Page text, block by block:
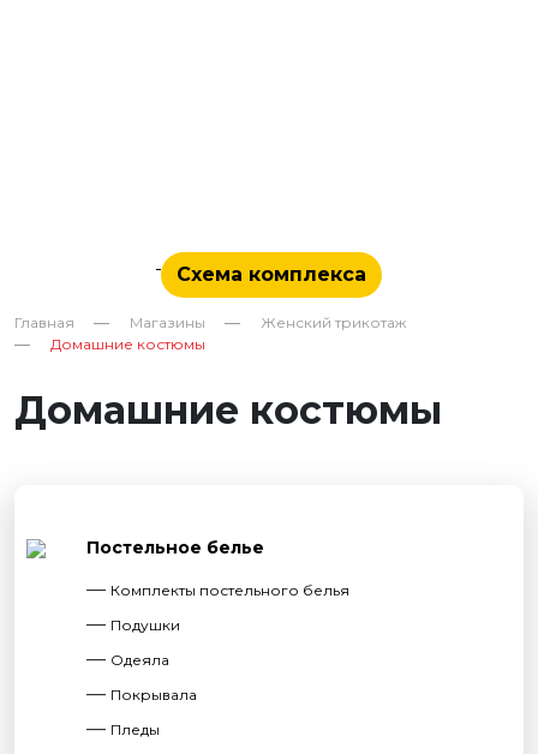
Схема комплекса
Главная Магазины
Женский трикотаж
Домашние костюмы
Домашние костюмы
Постельное белье
Комплекты постельного белья
Подушки
Одеяла
Покрывала
Пледы